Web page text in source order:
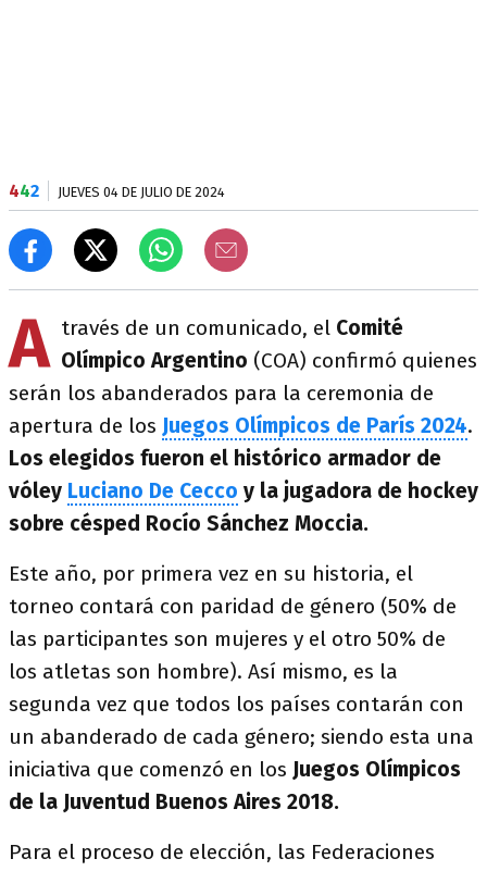
442 JUEVES 04 DE JULIO DE 2024
A través de un comunicado, el Comité
Olímpico Argentino (COA) confirmó quienes
serán los abanderados para la ceremonia de
apertura de los Juegos Olímpicos de París 2024.
Los elegidos fueron el histórico armador de
vóley Luciano De Cecco y la jugadora de hockey
sobre césped Rocío Sánchez Moccia.
Este año, por primera vez en su historia, el
torneo contará con paridad de género (50% de
las participantes son mujeres y el otro 50% de
los atletas son hombre). Así mismo, es la
segunda vez que todos los países contarán con
un abanderado de cada género; siendo esta una
iniciativa que comenzó en los Juegos Olímpicos
de la Juventud Buenos Aires 2018.
Para el proceso de elección, las Federaciones